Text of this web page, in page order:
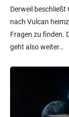
Derweil beschließt
nach Vulcan
Fragen zu finden.
geht also weiter…